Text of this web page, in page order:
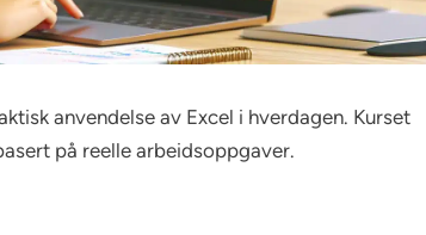
anvendelse av Excel i hverdagen. Kurset
på reelle arbeidsoppgaver.